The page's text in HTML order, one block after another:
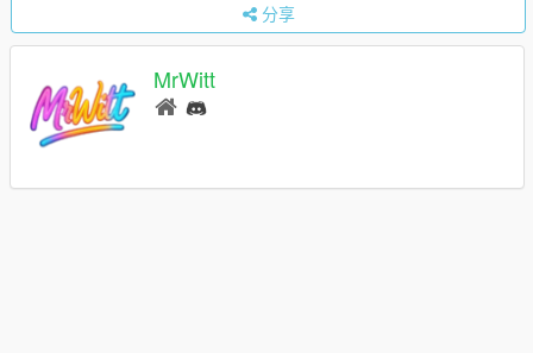
分享
MrWitt